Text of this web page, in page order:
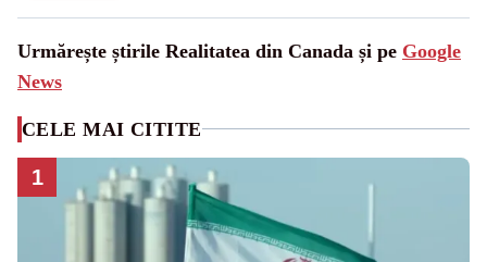
Urmărește știrile Realitatea din Canada și pe Google
News
CELE MAI CITITE
1